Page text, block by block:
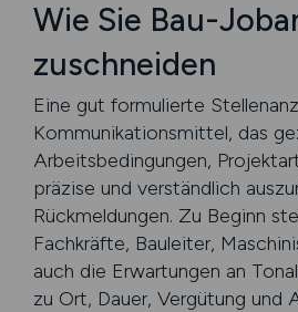
Wie Sie Bau-
zuschneiden
Eine gut formulierte
Kommunikationsmittel, das
Arbeitsbedingungen,
präzise und verständlich
Rückmeldungen. Zu Beginn
Fachkräfte, Bauleiter,
auch die Erwartungen an
zu Ort, Dauer, Vergütung